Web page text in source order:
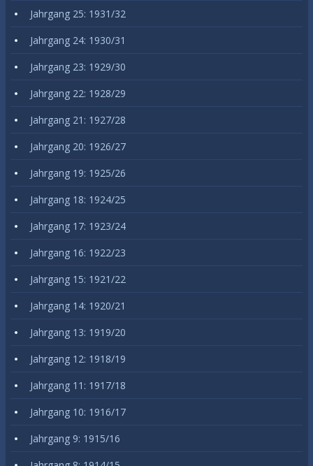
Jahrgang 25: 1931/32
Jahrgang 24: 1930/31
Jahrgang 23: 1929/30
Jahrgang 22: 1928/29
Jahrgang 21: 1927/28
Jahrgang 20: 1926/27
Jahrgang 19: 1925/26
Jahrgang 18: 1924/25
Jahrgang 17: 1923/24
Jahrgang 16: 1922/23
Jahrgang 15: 1921/22
Jahrgang 14: 1920/21
Jahrgang 13: 1919/20
Jahrgang 12: 1918/19
Jahrgang 11: 1917/18
Jahrgang 10: 1916/17
Jahrgang 9: 1915/16